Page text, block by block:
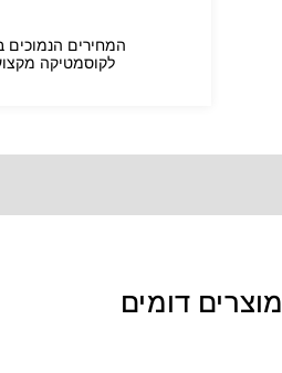
המחירים הנמוכים
לקוסמטיקה
מוצרים דומים